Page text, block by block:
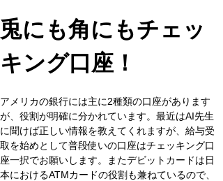
兎にも角にもチェッ
キング口座！
アメリカの銀行には主に2種類の口座があります
が、役割が明確に分かれています。最近はAI先生
に聞けば正しい情報を教えてくれますが、給与受
取を始めとして普段使いの口座はチェッキング口
座一択でお願いします。またデビットカードは日
本におけるATMカードの役割も兼ねているので、